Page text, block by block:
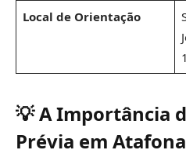
Local de Orientação
💡 A Importância
Prévia em Atafona